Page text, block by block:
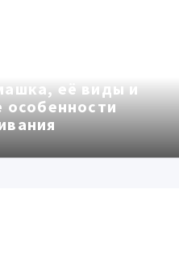
её виды и
особенности